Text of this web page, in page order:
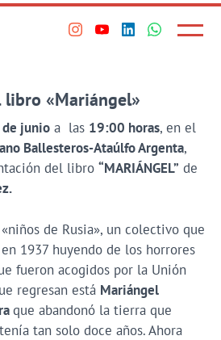
Visita
en
Instagram
Visita
en
Youtube
Visita
en
Linkedin
Visita
WhatsApp
Menú
libro «Mariángel»
de junioa las 19:00 horas, en el
Ballesteros-Ataúlfo Argenta,
del libro “MARIÁNGEL” de
de Rusia», un colectivo que
1937 huyendo de los horrores
fueron acogidos por la Unión
regresan está Mariángel
que abandonó la tierra que
tan solo doce años. Ahora